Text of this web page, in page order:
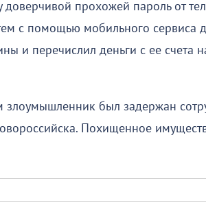
доверчивой прохожей пароль от
с помощью мобильного сервиса
и перечислил деньги с ее счета
злоумышленник был задержан
Похищенное